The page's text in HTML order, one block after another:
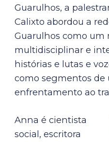
Guarulhos, a
Calixto abordou a
Guarulhos como um
multidisciplinar e
histórias e lutas e
como segmentos de
enfrentamento ao
Anna é cientista
social, escritora